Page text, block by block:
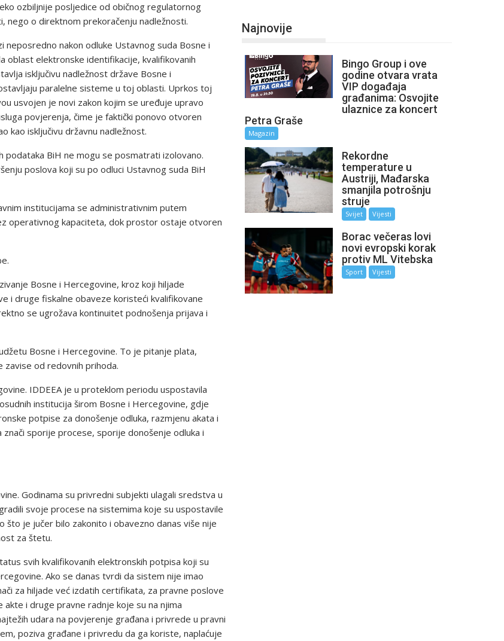
ozbiljnije posljedice od običnog regulatornog
nego o direktnom prekoračenju nadležnosti.
neposredno nakon odluke Ustavnog suda Bosne i
elektronske identifikacije, kvalifikovanih
isključivu nadležnost države Bosne i
paralelne sisteme u toj oblasti. Uprkos toj
usvojen je novi zakon kojim se uređuje upravo
povjerenja, čime je faktički ponovo otvoren
kao isključivu državnu nadležnost.
BiH ne mogu se posmatrati izolovano.
poslova koji su po odluci Ustavnog suda BiH
institucijama se administrativnim putem
operativnog kapaciteta, dok prostor ostaje otvoren
Bosne i Hercegovine, kroz koji hiljade
i druge fiskalne obaveze koristeći kvalifikovane
se ugrožava kontinuitet podnošenja prijava i
Bosne i Hercegovine. To je pitanje plata,
zavise od redovnih prihoda.
IDDEEA je u proteklom periodu uspostavila
institucija širom Bosne i Hercegovine, gdje
potpise za donošenje odluka, razmjenu akata i
sporije procese, sporije donošenje odluka i
Godinama su privredni subjekti ulagali sredstva u
svoje procese na sistemima koje su uspostavile
što je jučer bilo zakonito i obavezno danas više nije
za štetu.
svih kvalifikovanih elektronskih potpisa koji su
Ako se danas tvrdi da sistem nije imao
za hiljade već izdatih certifikata, za pravne poslove
akte i druge pravne radnje koje su na njima
udara na povjerenje građana i privrede u pravni
poziva građane i privredu da ga koriste, naplaćuje
Najnovije
Bingo Group i ove
godine otvara vrata
VIP događaja
građanima: Osvojite
ulaznice za koncert
Petra Graše
Magazin
Rekordne
temperature u
Austriji, Mađarska
smanjila potrošnju
struje
Svijet Vijesti
Borac večeras lovi
novi evropski korak
protiv ML Vitebska
Sport Vijesti